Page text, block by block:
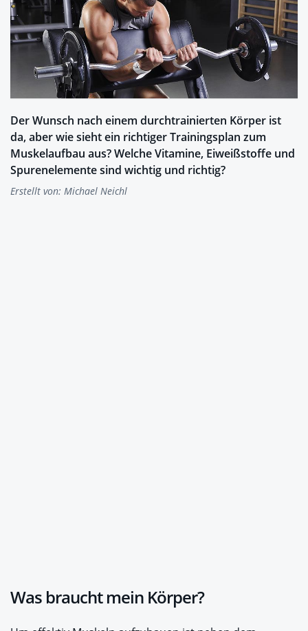
Der Wunsch nach einem durchtrainierten Körper ist
da, aber wie sieht ein richtiger Trainingsplan zum
Muskelaufbau aus? Welche Vitamine, Eiweißstoffe und
Spurenelemente sind wichtig und richtig?
Erstellt von: Michael Neichl
Was braucht mein Körper?